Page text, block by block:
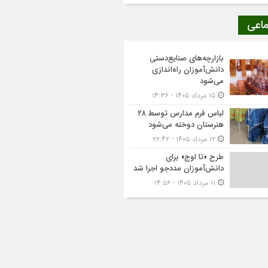
بازارچه‌های صنایع‌دستی
دانش‌آموزان راه‌اندازی
می‌شود
لباس فرم مدارس توسط ۲۸
هنرستان‌ دوخته می‌شود
طرح «تا اوج» برای
دانش‌آموزان مددجو اجرا شد